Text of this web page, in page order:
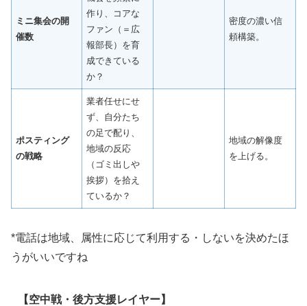
ミニ集会の開
催数
作り、コアな
ファン（＝広
報部長）を育
成できている
か？
密度の濃い信
頼構築。
ポスティング
の戦略
業者任せにせ
ず、自分たち
の足で配り、
地域の反応
（ゴミ出しや
挨拶）を拾え
ているか？
地域の解像度
を上げる。
*電話は地域、属性に応じて利用する・しないを決めたほ
うがいいですね
【空中戦・後方支援レイヤー】